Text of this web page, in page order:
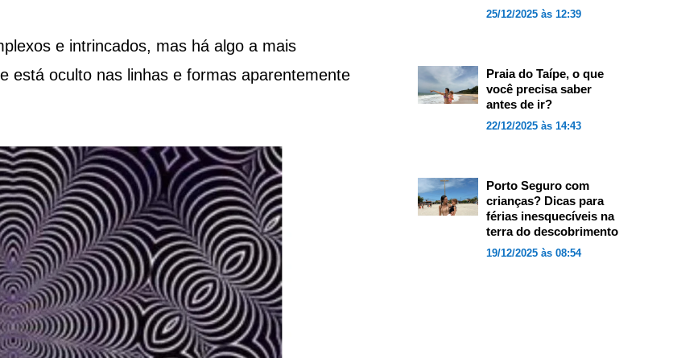
e intrincados, mas há algo a mais
está oculto nas linhas e formas aparentemente
25/12/2025 às 12:39
Praia do Taípe, o que
você precisa saber
antes de ir?
22/12/2025 às 14:43
Porto Seguro com
crianças? Dicas para
férias inesquecíveis na
terra do descobrimento
19/12/2025 às 08:54